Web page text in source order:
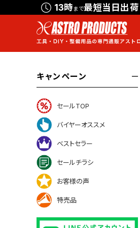
13時まで最短当日出荷
キャンペーン
セールTOP
バイヤーオススメ
ベストセラー
セールチラシ
お客様の声
特売品